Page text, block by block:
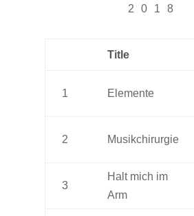
2018
Title
1 Elemente
2 Musikchirurgie
3
Halt mich im
Arm